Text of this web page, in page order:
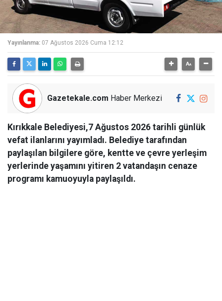
Yayınlanma: 07 Ağustos 2026 Cuma 12:12
Gazetekale.com Haber Merkezi
Kırıkkale Belediyesi,7 Ağustos 2026 tarihli günlük
vefat ilanlarını yayımladı. Belediye tarafından
paylaşılan bilgilere göre, kentte ve çevre yerleşim
yerlerinde yaşamını yitiren 2 vatandaşın cenaze
programı kamuoyuyla paylaşıldı.